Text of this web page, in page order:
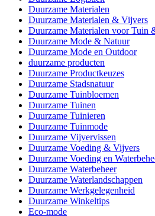
Duurzame Materialen
Duurzame Materialen & Vijvers
Duurzame Materialen voor Tuin
Duurzame Mode & Natuur
Duurzame Mode en Outdoor
duurzame producten
Duurzame Productkeuzes
Duurzame Stadsnatuur
Duurzame Tuinbloemen
Duurzame Tuinen
Duurzame Tuinieren
Duurzame Tuinmode
Duurzame Vijvervissen
Duurzame Voeding & Vijvers
Duurzame Voeding en
Duurzame Waterbeheer
Duurzame Waterlandschappen
Duurzame Werkgelegenheid
Duurzame Winkeltips
Eco-mode